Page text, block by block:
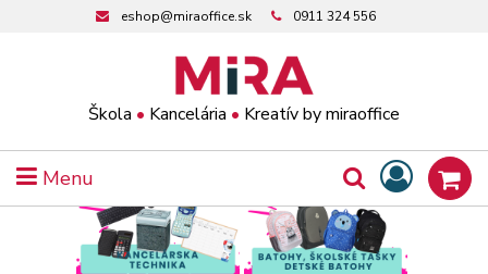
Škola • Kancelária • Kreatív by miraoffice
eshop@miraoffice.sk 0911 324 556
Menu